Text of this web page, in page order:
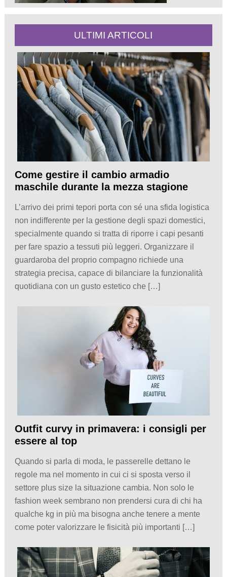
ULTIMI ARTICOLI
Come gestire il cambio armadio
maschile durante la mezza stagione
L’arrivo dei primi tepori porta con sé una sfida logistica
non indifferente per la gestione degli spazi domestici,
specialmente quando si tratta di riporre i capi pesanti
per fare spazio a tessuti più leggeri. Organizzare il
guardaroba del proprio compagno richiede una
strategia precisa, capace di bilanciare la funzionalità
quotidiana con un gusto estetico che […]
Outfit curvy in primavera: i consigli per
essere al top
Quando si parla di moda, le passerelle dettano le
regole ma nel momento in cui ci si sposta verso il
settore plus size la situazione cambia. Non solo le
fashion week sembrano non prendersi cura di chi ha
qualche kg in più ma bisogna anche tenere a mente
come poter valorizzare le fisicità più importanti […]